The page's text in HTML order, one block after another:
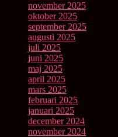
november 2025
oktober 2025
september 2025
augusti 2025
juli 2025
juni 2025
maj 2025
april 2025
mars 2025
februari 2025
januari 2025
december 2024
november 2024